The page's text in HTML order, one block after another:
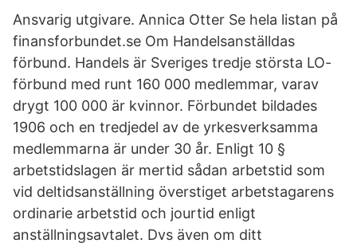
Ansvarig utgivare. Annica Otter Se hela listan på
finansforbundet.se Om Handelsanställdas
förbund. Handels är Sveriges tredje största LO-
förbund med runt 160 000 medlemmar, varav
drygt 100 000 är kvinnor. Förbundet bildades
1906 och en tredjedel av de yrkesverksamma
medlemmarna är under 30 år. Enligt 10 §
arbetstidslagen är mertid sådan arbetstid som
vid deltidsanställning överstiget arbetstagarens
ordinarie arbetstid och jourtid enligt
anställningsavtalet. Dvs även om ditt